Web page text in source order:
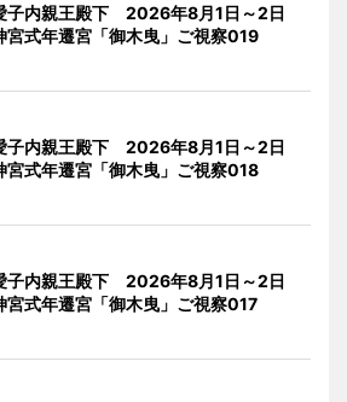
子内親王殿下 2026年8月1日～2日
宮式年遷宮「御木曳」ご視察019
子内親王殿下 2026年8月1日～2日
宮式年遷宮「御木曳」ご視察018
子内親王殿下 2026年8月1日～2日
宮式年遷宮「御木曳」ご視察017